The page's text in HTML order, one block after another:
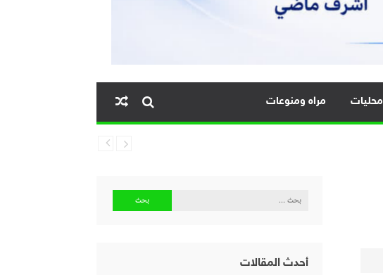
محليات مراه ومنوعات
البحث
أحدث المقالات